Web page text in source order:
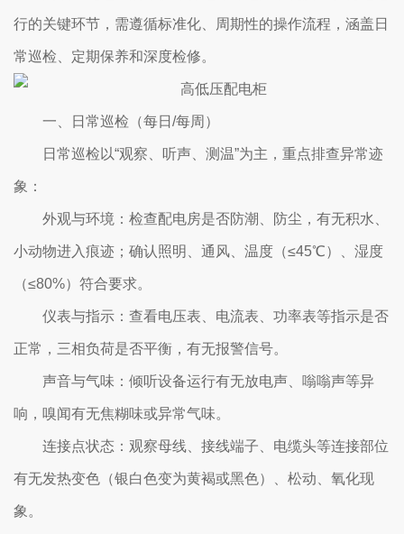
行的关键环节，需遵循标准化、周期性的操作流程，涵盖日
常巡检、定期保养和深度检修。
一、日常巡检（每日/每周）
日常巡检以“观察、听声、测温”为主，重点排查异常迹
象：
‌外观与环境‌：检查配电房是否防潮、防尘，有无积水、
小动物进入痕迹；确认照明、通风、温度（≤45℃）、湿度
（≤80%）符合要求。
‌仪表与指示‌：查看电压表、电流表、功率表等指示是否
正常，三相负荷是否平衡，有无报警信号。
‌声音与气味‌：倾听设备运行有无放电声、嗡嗡声等异
响，嗅闻有无焦糊味或异常气味。
‌连接点状态‌：观察母线、接线端子、电缆头等连接部位
有无发热变色（银白色变为黄褐或黑色）、松动、氧化现
象。